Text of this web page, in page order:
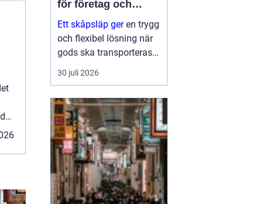
för företag och
privatpersoner
Ett skåpsläp geren trygg
och flexibel lösning när
gods ska transporteras
skyddat mot väder, insyn
och stöld. Tack vare de
låsbara konstruktionen
fungerar det som ett
rulland...
30 juli 2026